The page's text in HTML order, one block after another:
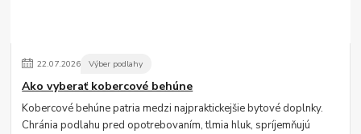
22.07.2026 Výber podlahy
Ako vyberať kobercové behúne
Kobercové behúne patria medzi najpraktickejšie bytové doplnky.
Chránia podlahu pred opotrebovaním, tlmia hluk, spríjemňujú